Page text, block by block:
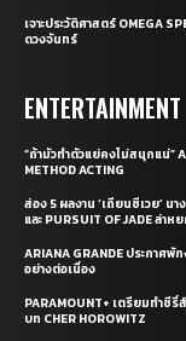
เจาะประวัติศาสตร์ OMEGA
ดวงจันทร์
ENTERTAINMENT
“ถ้ามัวทำตัวแย่คงไม่สนุกแน่”
METHOD ACTING
ส่อง 5 ผลงาน ‘เถียนซีเวย’ น
และ PURSUIT OF JADE ล่าห
ARIANA GRANDE ประกาศพั
อย่างต่อเนื่อง
PARAMOUNT+ เตรียมทำซีรี่
บท CHER HOROWITZ